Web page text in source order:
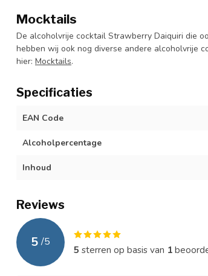
Mocktails
De alcoholvrije cocktail Strawberry Daiquiri die
hebben wij ook nog diverse andere alcoholvrije
hier: Mocktails.
Specificaties
EAN Code
Alcoholpercentage
Inhoud
Reviews
5 /5
5 sterren op basis van 1